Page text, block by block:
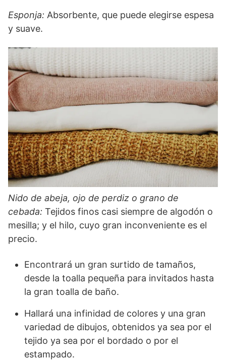
Esponja: Absorbente, que puede elegirse espesa
y suave.
Nido de abeja, ojo de perdiz o grano de
cebada: Tejidos finos casi siempre de algodón o
mesilla; y el hilo, cuyo gran inconveniente es el
precio.
Encontrará un gran surtido de tamaños,
desde la toalla pequeña para invitados hasta
la gran toalla de baño.
Hallará una infinidad de colores y una gran
variedad de dibujos, obtenidos ya sea por el
tejido ya sea por el bordado o por el
estampado.